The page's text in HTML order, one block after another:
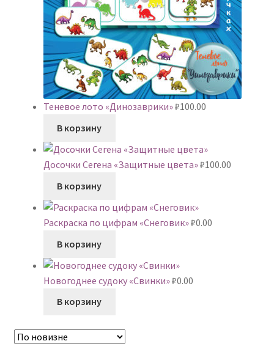
Теневое лото «Динозаврики»₽100.00
В корзину
Досочки Сегена «Защитные цвета»₽100.00
В корзину
Раскраска по цифрам «Снеговик»₽0.00
В корзину
Новогоднее судоку «Свинки»₽0.00
В корзину